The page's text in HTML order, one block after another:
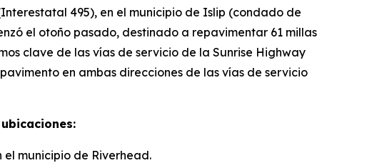
495), en el municipio de Islip (condado de
el otoño pasado, destinado a repavimentar 61 millas
clave de las vías de servicio de la Sunrise Highway
en ambas direcciones de las vías de servicio
el municipio de Riverhead.